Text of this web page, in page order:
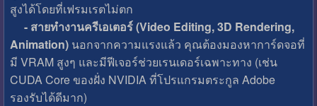
สูงได้โดยที่เฟรมเรตไม่ตก
- สายทำงานครีเอเตอร์ (Video Editing, 3D Rendering,
Animation)นอกจากความแรงแล้ว คุณต้องมองหาการ์ดจอที่
มี VRAM สูงๆ และมีฟีเจอร์ช่วยเรนเดอร์เฉพาะทาง (เช่น
CUDA Core ของฝั่ง NVIDIA ที่โปรแกรมตระกูล Adobe
รองรับได้ดีมาก)